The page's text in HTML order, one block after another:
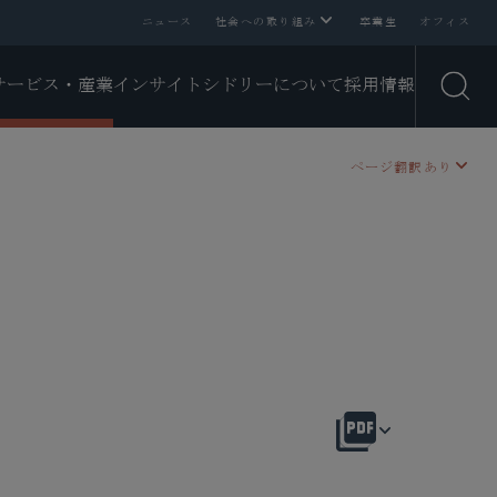
ニュース 社会への取り組み 卒業生 オフィス
ービス・産業インサイト シドリーについて 採用情報
ページ翻訳あり